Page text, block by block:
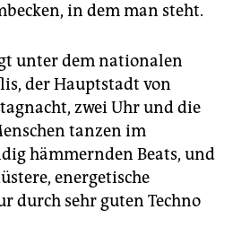
in dem man steht.
unter dem nationalen
der Hauptstadt von
zwei Uhr und die
tanzen im
hämmernden Beats, und
energetische
durch sehr guten Techno